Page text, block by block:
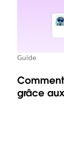
Guide
grâce